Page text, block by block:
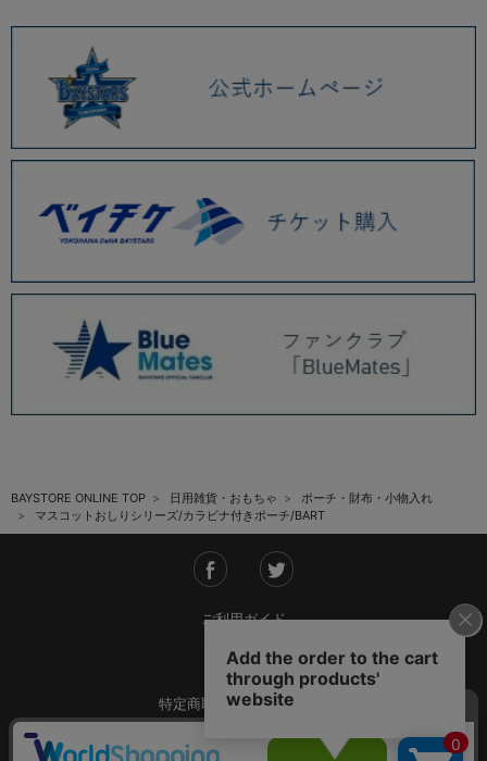
BAYSTORE ONLINE TOP 日用雑貨・おもちゃ
ポーチ・財布・小物入れ
マスコットおしりシリーズ/カラビナ付きポーチ/BART
ご利用ガイド
会社概要
特定商取引法に基づく表記
ご利用規約